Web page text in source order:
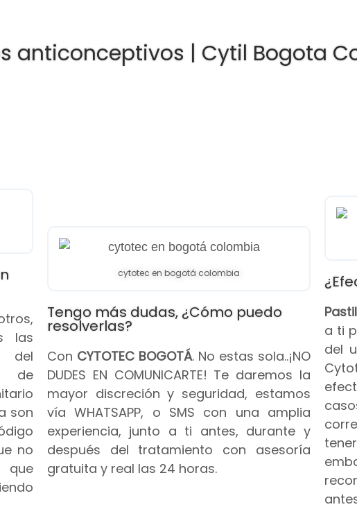
anticonceptivos | Cytil Bogota
las
de
son
no
cytotec en bogotá colombia
Tengo más dudas, ¿Cómo puedo
resolverlas?
Con CYTOTEC BOGOTÁ. No estas sola..¡NO
DUDES EN COMUNICARTE! Te daremos la
mayor discreción y seguridad, estamos
vía WHATSAPP, o SMS con una amplia
experiencia, junto a ti antes, durante y
después del tratamiento con asesoría
gratuita y real las 24 horas.
a ti
del